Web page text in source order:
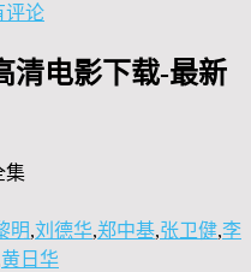
评论
清电影下载-最新
集
明,刘德华,郑中基,张卫健,李
黄日华